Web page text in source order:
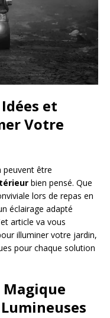
et
Votre
peuvent être
bien pensé. Que
lors de repas en
éclairage adapté
article va vous
illuminer votre jardin,
pour chaque solution
Magique